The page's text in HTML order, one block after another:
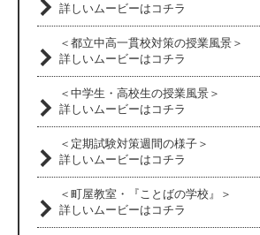
詳しいムービーはコチラ
＜都立中高一貫校対策の授業風景＞
詳しいムービーはコチラ
＜中学生・高校生の授業風景＞
詳しいムービーはコチラ
＜定期試験対策週間の様子＞
詳しいムービーはコチラ
＜町屋教室・『ことばの学校』＞
詳しいムービーはコチラ